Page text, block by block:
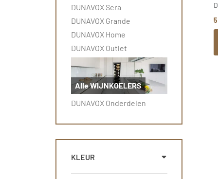
DUNAVOX Sera
DUNAVOX Grande
DUNAVOX Home
DUNAVOX Outlet
Alle WIJNKOELERS
DUNAVOX Onderdelen
KLEUR